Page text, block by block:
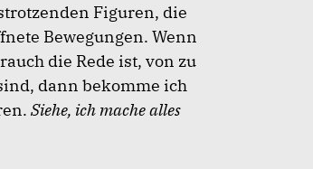
Figuren, die
Bewegungen. Wenn
die Rede ist, von zu
dann bekomme ich
Siehe, ich mache alles